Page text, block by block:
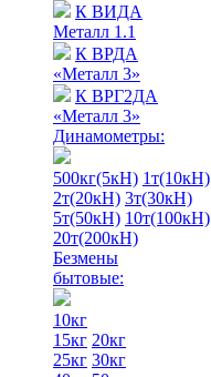
К ВИДА
Металл 1.1
К ВРДА
«Металл 3»
К ВРГ2ДА
«Металл 3»
Динамометры:
500кг(5кН) 1т(10кН)
2т(20кН) 3т(30кН)
5т(50кН) 10т(100кН)
20т(200кН)
Безмены
бытовые:
10кг
15кг 20кг
25кг 30кг